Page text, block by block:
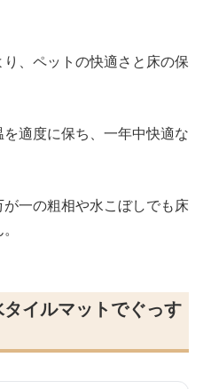
、ペットの快適さと床の保
適度に保ち、一年中快適な
一の粗相や水こぼしでも床
イルマットでぐっす